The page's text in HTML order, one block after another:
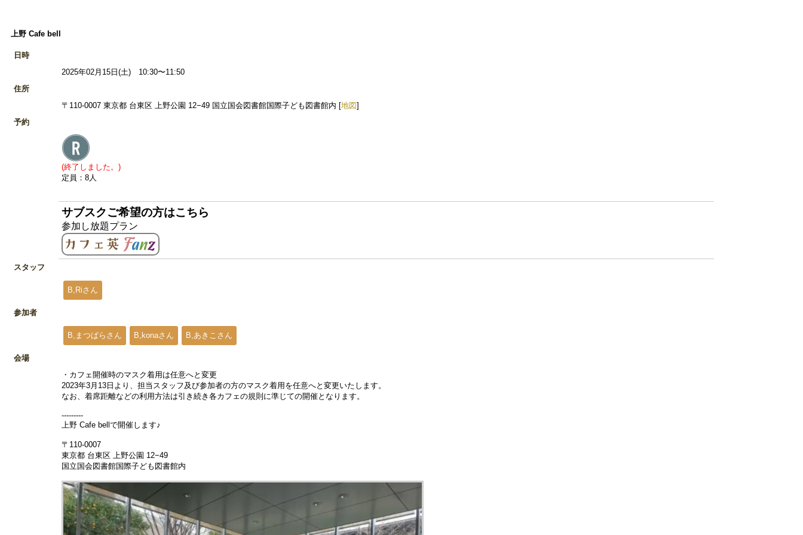
上野 Cafe bell
日時
2025年02月15日(土) 10:30〜11:50
住所
〒110-0007 東京都 台東区 上野公園 12−49 国立国会図書館国際子ども図書館内 [地図]
予約
(終了しました。)
定員：8人
サブスクご希望の方はこちら
参加し放題プラン
スタッフ
B,Riさん
参加者
B,まつばらさん B,konaさん B,あきこさん
会場
・カフェ開催時のマスク着用は任意へと変更
2023年3月13日より、担当スタッフ及び参加者の方のマスク着用を任意へと変更いたします。
なお、着席距離などの利用方法は引き続き各カフェの規則に準じての開催となります。
---------
上野 Cafe bellで開催します♪
〒110-0007
東京都 台東区 上野公園 12−49
国立国会図書館国際子ども図書館内